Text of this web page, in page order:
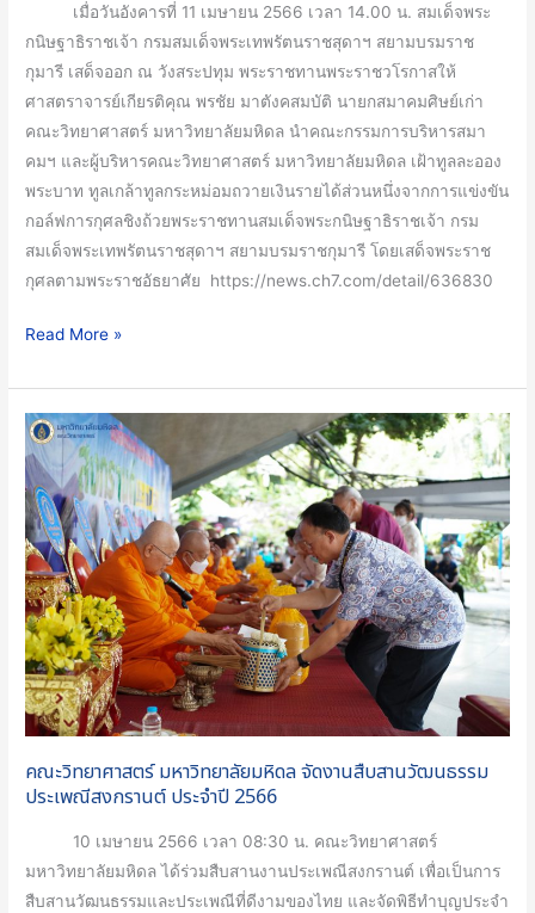
เมื่อวันอังคารที่ 11 เมษายน 2566 เวลา 14.00 น. สมเด็จพระ
กนิษฐาธิราชเจ้า กรมสมเด็จพระเทพรัตนราชสุดาฯ สยามบรมราช
กุมารี เสด็จออก ณ วังสระปทุม พระราชทานพระราชวโรกาสให้
ศาสตราจารย์เกียรติคุณ พรชัย มาตังคสมบัติ นายกสมาคมศิษย์เก่า
คณะวิทยาศาสตร์ มหาวิทยาลัยมหิดล นำคณะกรรมการบริหารสมา
คมฯ และผู้บริหารคณะวิทยาศาสตร์ มหาวิทยาลัยมหิดล เฝ้าทูลละออง
พระบาท ทูลเกล้าทูลกระหม่อมถวายเงินรายได้ส่วนหนึ่งจากการแข่งขัน
กอล์ฟการกุศลชิงถ้วยพระราชทานสมเด็จพระกนิษฐาธิราชเจ้า กรม
สมเด็จพระเทพรัตนราชสุดาฯ สยามบรมราชกุมารี โดยเสด็จพระราช
กุศลตามพระราชอัธยาศัย https://news.ch7.com/detail/636830
ทูล
กระหม่อม
ถวาย
ได้
ส่วน
หนึ่ง
จาก
แข่งขัน
การ
กุศล
ชิง
ถ้วย
พระราชทาน
สมเด็จ
พระ
กนิษฐา
ธิ
ราช
เจ้า
กรม
พระ
เทพ
ราช
สุ
Read More »
คณะวิทยาศาสตร์ มหาวิทยาลัยมหิดล จัดงานสืบสานวัฒนธรรม
ประเพณีสงกรานต์ ประจำปี 2566
10 เมษายน 2566 เวลา 08:30 น. คณะวิทยาศาสตร์
มหาวิทยาลัยมหิดล ได้ร่วมสืบสานงานประเพณีสงกรานต์ เพื่อเป็นการ
สืบสานวัฒนธรรมและประเพณีที่ดีงามของไทย และจัดพิธีทำบุญประจำ
คณะ
วิทยาศาสตร์
มหาวิทยาลัย
มหิดล
จัด
งาน
สืบสาน
วัฒนธรรม
ประเพณี
สงกรานต์
ประจำ
2566